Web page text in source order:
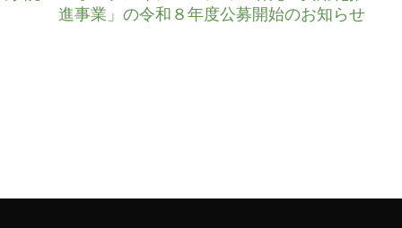
進事業」の令和８年度公募開始のお知らせ